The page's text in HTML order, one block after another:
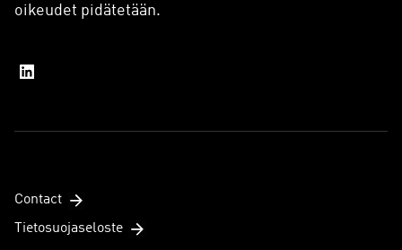
oikeudet pidätetään.
Contact
Tietosuojaseloste